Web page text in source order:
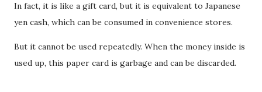
示。 由于这是我第一次没有携带，对方这次没有追究，仍然让我
领取了新的入札仕様書。 不过，对方也明确说明： 今后每一次领
取新的入札仕様書，都必须携带資格証明書。 这也成为我以后必
须记住的一项固定流程。 整个过程其实没有想象中困难 在出发之
In fact, it is like a gift card, but it is equivalent to Japanese
yen cash, which can be consumed in convenience stores.
But it cannot be used repeatedly. When the money inside is
used up, this paper card is garbage and can be discarded.